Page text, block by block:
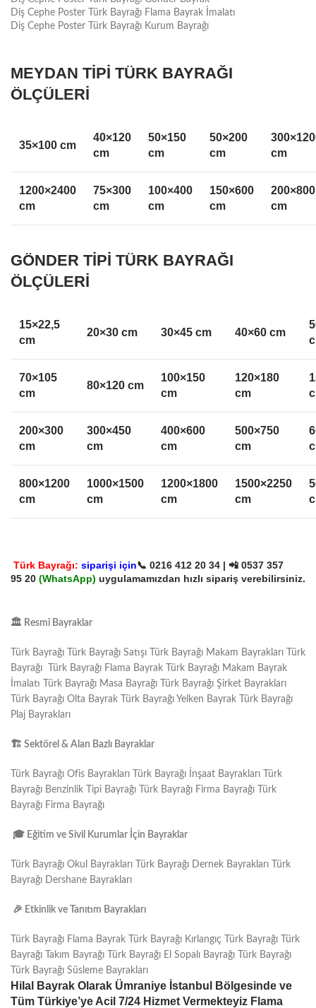
Diş Cephe Poster Türk Bayrağı Flama Bayrak İmalatı
Diş Cephe Poster Türk Bayrağı Kurum Bayrağı
MEYDAN TİPİ TÜRK BAYRAĞI
ÖLÇÜLERİ
35×100 cm
40×120
cm
50×150
cm
50×200
cm
cm
1200×2400
cm
75×300
cm
100×400
cm
150×600
cm
200×800
cm
GÖNDER TİPİ TÜRK BAYRAĞI
ÖLÇÜLERİ
15×22,5
cm
20×30 cm 30×45 cm 40×60 cm
70×105
cm
80×120 cm
100×150
cm
120×180
cm
200×300
cm
300×450
cm
400×600
cm
500×750
cm
800×1200
cm
1000×1500
cm
1200×1800
cm
1500×2250
cm
Türk Bayrağı: siparişi için📞 0216 412 20 34 | 📲 0537 357
95 20 (WhatsApp) uygulamamızdan hızlı sipariş verebilirsiniz.
🏛 ️ Resmî Bayraklar
Türk Bayrağı Türk Bayrağı Satışı Türk Bayrağı Makam Bayrakları Türk
Bayrağı Türk Bayrağı Flama Bayrak Türk Bayrağı Makam Bayrak
İmalatı Türk Bayrağı Masa Bayrağı Türk Bayrağı Şirket Bayrakları
Türk Bayrağı Olta Bayrak Türk Bayrağı Yelken Bayrak Türk Bayrağı
Plaj Bayrakları
🏗 ️ Sektörel & Alan Bazlı Bayraklar
Türk Bayrağı Ofis Bayrakları Türk Bayrağı İnşaat Bayrakları Türk
Bayrağı Benzinlik Tipi Bayrağı Türk Bayrağı Firma Bayrağı Türk
Bayrağı Firma Bayrağı
🎓 Eğitim ve Sivil Kurumlar İçin Bayraklar
Türk Bayrağı Okul Bayrakları Türk Bayrağı Dernek Bayrakları Türk
Bayrağı Dershane Bayrakları
🎉 Etkinlik ve Tanıtım Bayrakları
Türk Bayrağı Flama Bayrak Türk Bayrağı Kırlangıç Türk Bayrağı Türk
Bayrağı Takım Bayrağı Türk Bayrağı El Sopalı Bayrağı Türk Bayrağı
Türk Bayrağı Süsleme Bayrakları
Hilal Bayrak Olarak Ümraniye İstanbul Bölgesinde ve
Tüm Türkiye’ye Acil 7/24 Hizmet Vermekteyiz Flama